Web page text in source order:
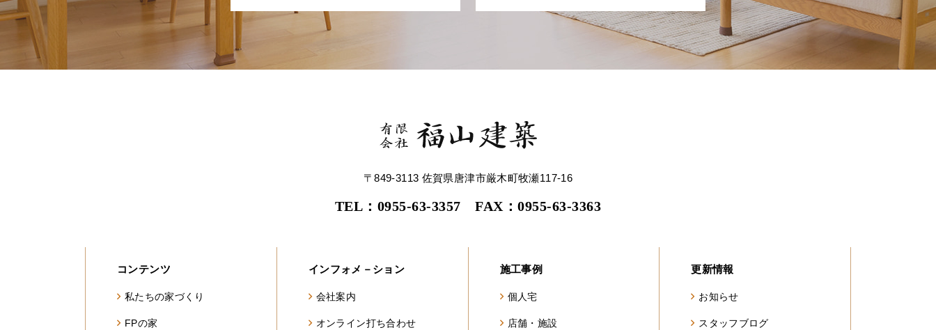
〒849-3113 佐賀県唐津市厳木町牧瀬117-16
TEL：0955-63-3357 FAX：0955-63-3363
コンテンツ
私たちの家づくり
FPの家
インフォメ－ション
会社案内
オンライン打ち合わせ
施工事例
個人宅
店舗・施設
更新情報
お知らせ
スタッフブログ